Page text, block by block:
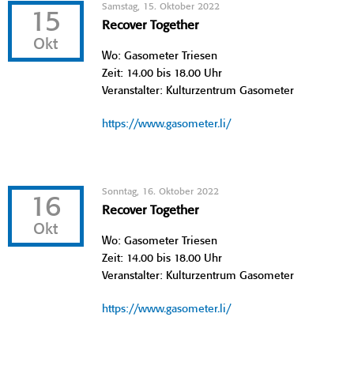
15
Okt
Samstag, 15. Oktober 2022
Recover Together
Wo: Gasometer Triesen
Zeit: 14.00 bis 18.00 Uhr
Veranstalter: Kulturzentrum Gasometer
https://www.gasometer.li/
16
Okt
Sonntag, 16. Oktober 2022
Recover Together
Wo: Gasometer Triesen
Zeit: 14.00 bis 18.00 Uhr
Veranstalter: Kulturzentrum Gasometer
https://www.gasometer.li/